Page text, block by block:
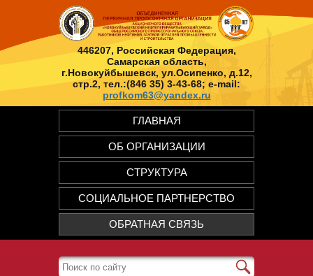
446207, Российская Федерация,
Самарская область,
г.Новокуйбышевск, ул.Осипенко, д.12,
стр.2, тел.:(846 35) 3-43-68; e-mail:
profkom63@yandex.ru
ГЛАВНАЯ
ОБ ОРГАНИЗАЦИИ
СТРУКТУРА
СОЦИАЛЬНОЕ ПАРТНЕРСТВО
ОБРАТНАЯ СВЯЗЬ